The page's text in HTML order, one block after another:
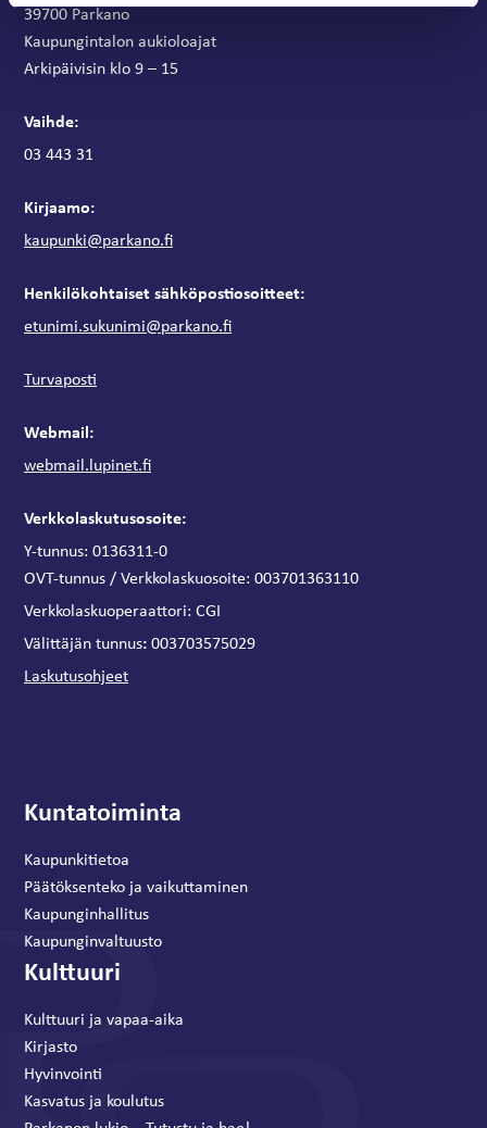
39700 Parkano
Kaupungintalon aukioloajat
Arkipäivisin klo 9 – 15
Vaihde:
03 443 31
Kirjaamo:
kaupunki@parkano.fi
Henkilökohtaiset sähköpostiosoitteet:
etunimi.sukunimi@parkano.fi
Turvaposti
Webmail:
webmail.lupinet.fi
Verkkolaskutusosoite:
Y-tunnus: 0136311-0
OVT-tunnus / Verkkolaskuosoite: 003701363110
Verkkolaskuoperaattori: CGI
Välittäjän tunnus:003703575029
Laskutusohjeet
Kuntatoiminta
Kaupunkitietoa
Päätöksenteko ja vaikuttaminen
Kaupunginhallitus
Kaupunginvaltuusto
Kulttuuri
Kulttuuri ja vapaa-aika
Kirjasto
Hyvinvointi
Kasvatus ja koulutus